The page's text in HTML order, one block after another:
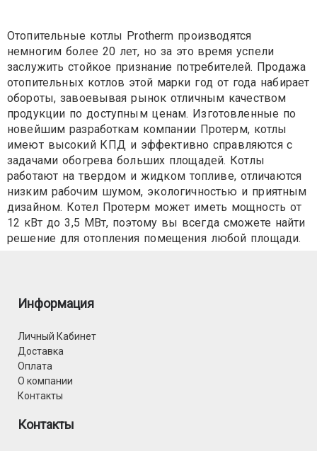
Отопительные котлы Protherm производятся
немногим более 20 лет, но за это время успели
заслужить стойкое признание потребителей. Продажа
отопительных котлов этой марки год от года набирает
обороты, завоевывая рынок отличным качеством
продукции по доступным ценам. Изготовленные по
новейшим разработкам компании Протерм, котлы
имеют высокий КПД и эффективно справляются с
задачами обогрева больших площадей. Котлы
работают на твердом и жидком топливе, отличаются
низким рабочим шумом, экологичностью и приятным
дизайном. Котел Протерм может иметь мощность от
12 кВт до 3,5 МВт, поэтому вы всегда сможете найти
решение для отопления помещения любой площади.
Информация
Личный Кабинет
Доставка
Оплата
О компании
Контакты
Контакты